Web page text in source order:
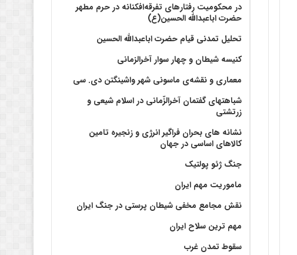
در محکومیت رفتارهای تفرقه‌افکنانه در حرم مطهر
حضرت اباعبدالله الحسین(ع)
تحلیل تمدنی قیام حضرت اباعبدالله الحسین
کنیسه شیطان و چهار سوار آخرالزمانی
معماری و نقشه‌ی ماسونی شهر واشينگتن دی. سی
شباهتهای گفتمان آخر‌الزّمانی در اسلام شیعی و
زرتشتی
نشانه های بحران فراگیر انرژی و زنجیره تامین
کالاهای اساسی در جهان
جنگ ژئو پولتیک
ماموریت مهم ایران
نقش مجامع مخفی شیطان پرستی در جنگ ایران
مهم ترین سلاح ایران
سقوط تمدن غرب